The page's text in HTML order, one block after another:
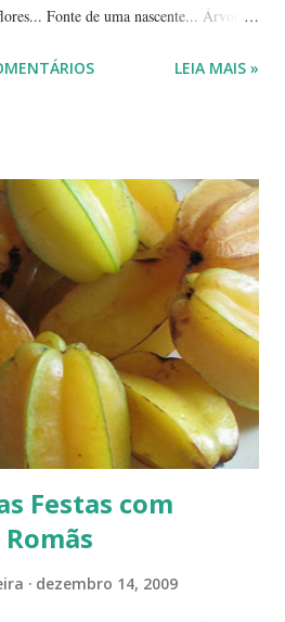
Fonte de uma nascente... Árvores
Muitas plantas, capim, pedras... Um
cerrado, observando as pequenas coisas
às vezes tão esquecidas. Vamos
a natureza? ... ----------------------- ....
LEIA MAIS »
Festas com
dezembro 14, 2009